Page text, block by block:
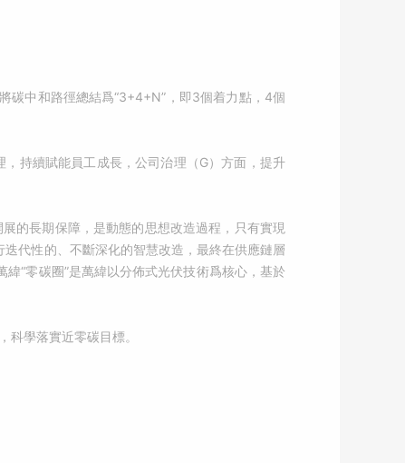
碳中和路徑總結爲“3+4+N”，即3個着力點，4個
持續賦能員工成長，公司治理（G）方面，提升
的長期保障，是動態的思想改造過程，只有實現
代性的、不斷深化的智慧改造，最終在供應鏈層
“零碳圈”是萬緯以分佈式光伏技術爲核心，基於
學落實近零碳目標。